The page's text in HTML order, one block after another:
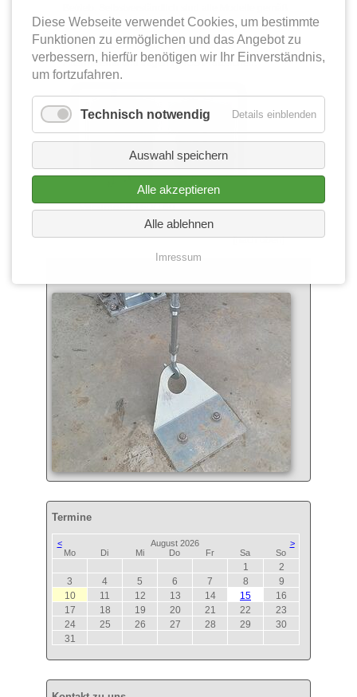
GS-H0 07 berufsgenossenschaftlich geprüft. Sie
arbeiten ausschließlich mit BG-zertifiziertem
Filtermaterial und tragen H3/GS Prüfzeichen.
Vacumobil 160/180
[nach oben]
Termine
< August 2026
>
Montag Dienstag Mittwoch Donnerstag
Freitag Samstag Sonntag
1
2
3
4 5 6 7 8
9
10
11 12 13 14 15
16
17
18 19 20 21 22
23
24
25 26 27 28 29
30
31
Diese Webseite verwendet Cookies, um bestimmte
Funktionen zu ermöglichen und das Angebot zu
verbessern, hierfür benötigen wir Ihr Einverständnis,
um fortzufahren.
Technisch notwendig Details einblenden
Auswahl speichern
Alle akzeptieren
Alle ablehnen
Imressum